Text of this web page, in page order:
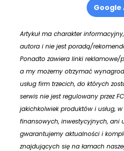
Google
Artykuł ma charakter
autora i nie jest poradą/
Ponadto zawiera linki reklamowe/
a my możemy otrzymać
usług firm trzecich, do których
serwis nie jest regulowany przez
jakichkolwiek produktów i usług,
finansowych, inwestycyjnych, ani
gwarantujemy aktualności i
znajdujących się na łamach